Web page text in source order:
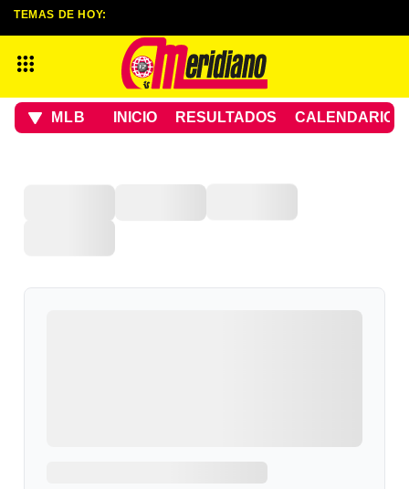
MLB INICIO RESULTADOS CALENDARIO
TEMAS DE HOY: